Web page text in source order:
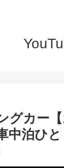
グカー
中泊ひ